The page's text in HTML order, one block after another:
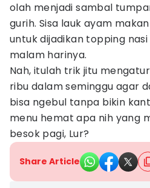
olah menjadi sambal
gurih. Sisa lauk ayam
untuk dijadikan topping
malam harinya.
Nah, itulah trik jitu
ribu dalam seminggu agar
bisa ngebul tanpa bikin
menu hemat apa nih yang
besok pagi, Lur?
Share Article